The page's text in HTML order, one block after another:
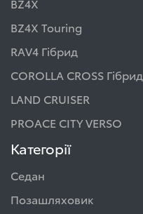
BZ4X
BZ4X Touring
RAV4 Гібрид
COROLLA CROSS Гібрид
LAND CRUISER
PROACE CITY VERSO
Категорії
Седан
Позашляховик